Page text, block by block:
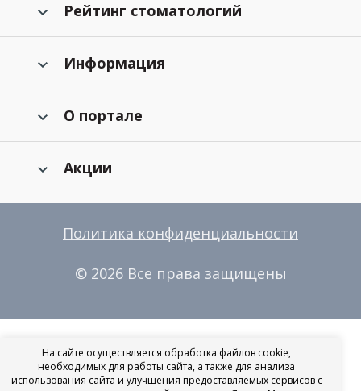
Рейтинг стоматологий
Информация
О портале
Акции
Политика конфиденциальности
© 2026 Все права защищены
На сайте осуществляется обработка файлов cookie,
необходимых для работы сайта, а также для анализа
использования сайта и улучшения предоставляемых сервисов с